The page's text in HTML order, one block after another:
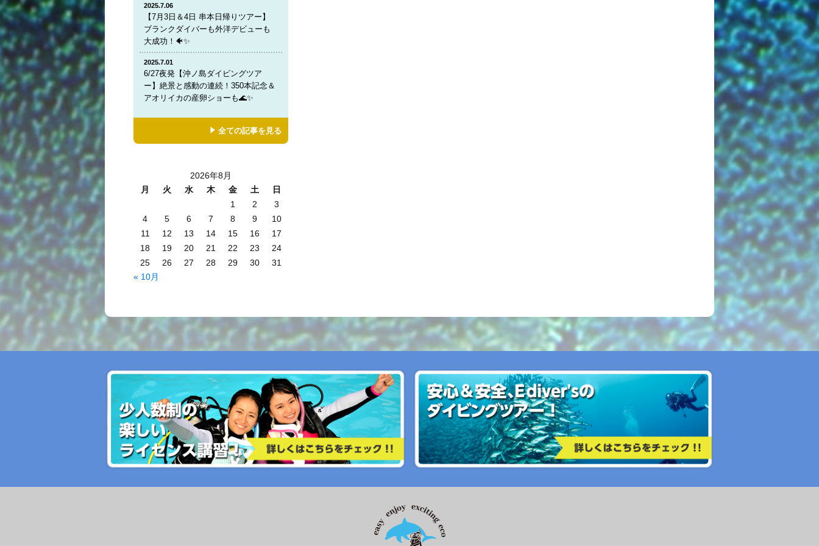
2025.7.06
【7月3日＆4日 串本日帰りツアー】
ブランクダイバーも外洋デビューも
大成功！🐠✨
2025.7.01
6/27夜発【沖ノ島ダイビングツア
ー】絶景と感動の連続！350本記念＆
アオリイカの産卵ショーも🌊✨
全ての記事を見る
2026年8月
月
火 水 木 金 土
日
1
2
3
4
5 6 7 8 9
10
11
12 13 14 15 16
17
18
19 20 21 22 23
24
25
26 27 28 29 30
31
« 10月